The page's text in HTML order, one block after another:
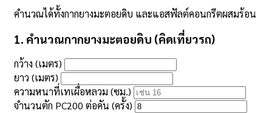
คำนวณได้ทั้งกากยางมะตอยดิบ และแอสฟัลต์คอนกรีตผสมร้อน
1. คำนวณกากยางมะตอยดิบ (คิดเที่ยวรถ)
กว้าง (เมตร)
ยาว (เมตร)
ความหนาที่เทเผื่อหลวม (ซม.)
จำนวนตัก PC200 ต่อคัน (ครั้ง)